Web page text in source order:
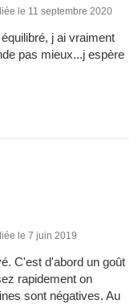
le 11 septembre 2020
j ai vraiment
pas mieux...j espère
le 7 juin 2019
C'est d'abord un goût
rapidement on
sont négatives. Au